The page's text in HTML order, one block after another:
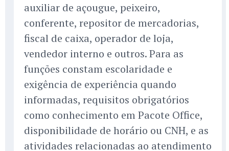
auxiliar de açougue, peixeiro,
conferente, repositor de mercadorias,
fiscal de caixa, operador de loja,
vendedor interno e outros. Para as
funções constam escolaridade e
exigência de experiência quando
informadas, requisitos obrigatórios
como conhecimento em Pacote Office,
disponibilidade de horário ou CNH, e as
atividades relacionadas ao atendimento